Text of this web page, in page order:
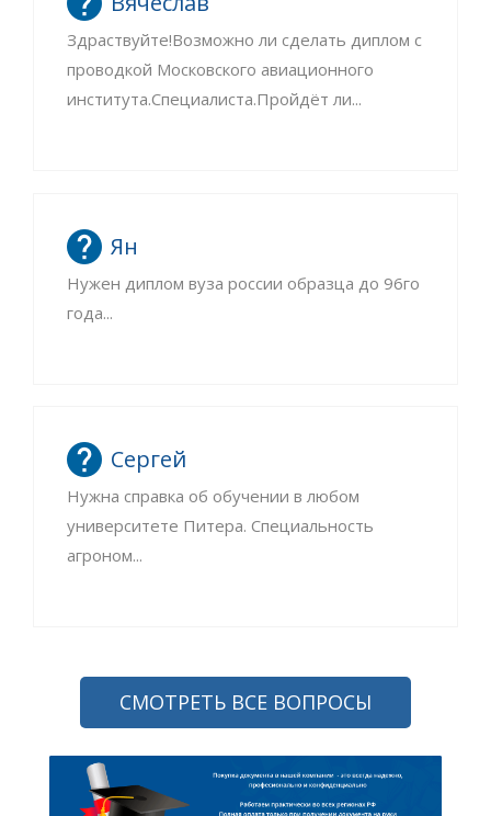
Здраствуйте!Возможно ли сделать диплом с
проводкой Московского авиационного
института.Специалиста.Пройдёт ли...
Ян
Нужен диплом вуза россии образца до 96го
года...
Сергей
Нужна справка об обучении в любом
университете Питера. Специальность
агроном...
СМОТРЕТЬ ВСЕ ВОПРОСЫ